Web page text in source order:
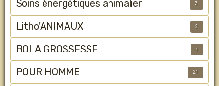
Soins énergétiques animalier 3
Litho'ANIMAUX 2
BOLA GROSSESSE 1
POUR HOMME 21